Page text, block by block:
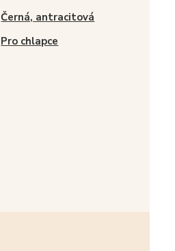
Černá, antracitová
Pro chlapce